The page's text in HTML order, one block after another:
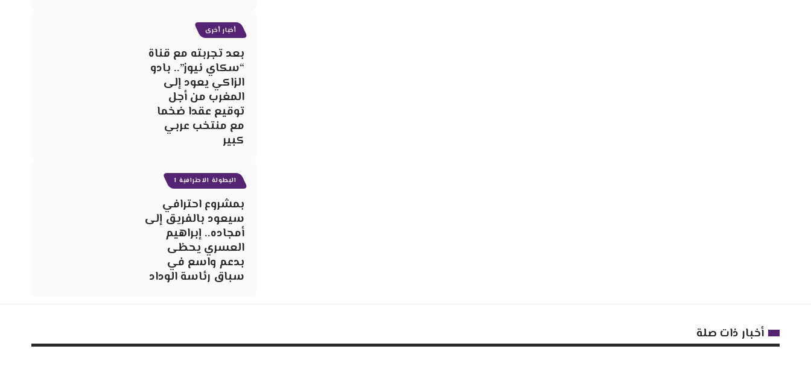
أخبار أخرى
بعد تجربته مع قناة
“سكاي نيوز”.. بادو
الزاكي يعود إلى
المغرب من أجل
توقيع عقدا ضخما
مع منتخب عربي
كبير
البطولة الاحترافية 1
بمشروع احترافي
سيعود بالفريق إلى
أمجاده.. إبراهيم
العسري يحظى
بدعم واسع في
سباق رئاسة الوداد
أخبار ذات صلة